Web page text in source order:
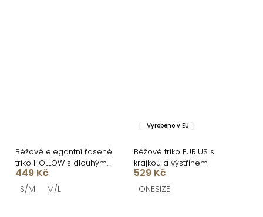
Béžové elegantní řasené
triko HOLLOW s dlouhým
rukávem
449 Kč
S/M M/L
Vyrobeno v EU
Béžové triko FURIUS s
krajkou a výstřihem
529 Kč
ONESIZE